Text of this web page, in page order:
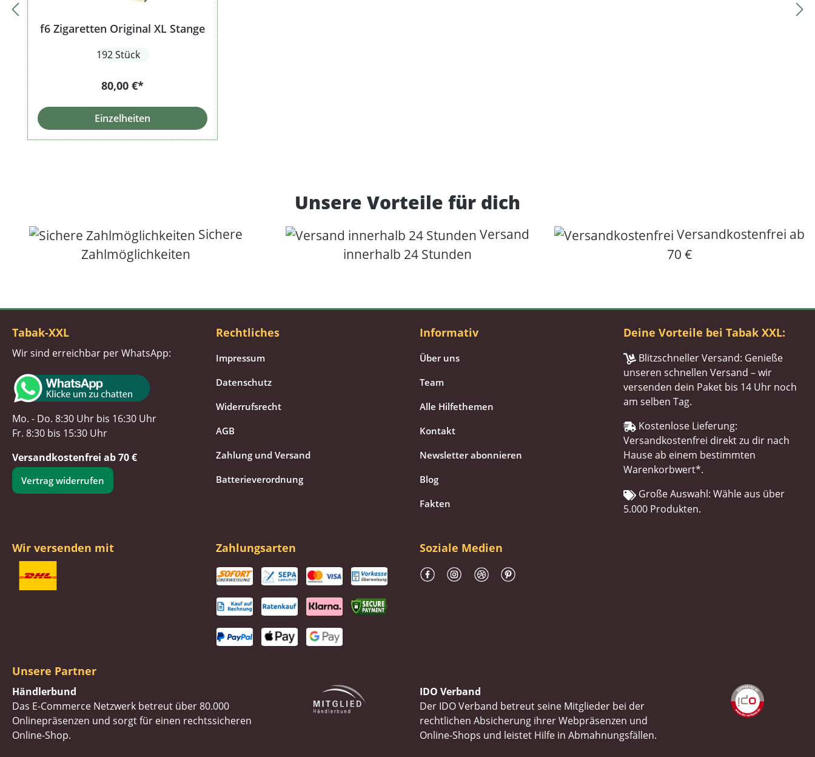
f6 Zigaretten Original XL Stange
192 Stück
80,00 €*
Einzelheiten
Unsere Vorteile für dich
Sichere
Zahlmöglichkeiten
Versand
innerhalb 24 Stunden
Versandkostenfrei ab
70 €
Tabak-XXL
Wir sind erreichbar per WhatsApp:
Mo. - Do. 8:30 Uhr bis 16:30 Uhr
Fr. 8:30 bis 15:30 Uhr
Versandkostenfrei ab 70 €
Vertrag widerrufen
Rechtliches
Impressum
Datenschutz
Widerrufsrecht
AGB
Zahlung und Versand
Batterieverordnung
Informativ
Über uns
Team
Alle Hilfethemen
Kontakt
Newsletter abonnieren
Blog
Fakten
Deine Vorteile bei Tabak XXL:
Blitzschneller Versand: Genieße
unseren schnellen Versand – wir
versenden dein Paket bis 14 Uhr noch
am selben Tag.
Kostenlose Lieferung:
Versandkostenfrei direkt zu dir nach
Hause ab einem bestimmten
Warenkorbwert*.
Große Auswahl: Wähle aus über
5.000 Produkten.
Wir versenden mit Zahlungsarten Soziale Medien
Unsere Partner
Händlerbund
Das E-Commerce Netzwerk betreut über 80.000
Onlinepräsenzen und sorgt für einen rechtssicheren
Online-Shop.
IDO Verband
Der IDO Verband betreut seine Mitglieder bei der
rechtlichen Absicherung ihrer Webpräsenzen und
Online-Shops und leistet Hilfe in Abmahnungsfällen.